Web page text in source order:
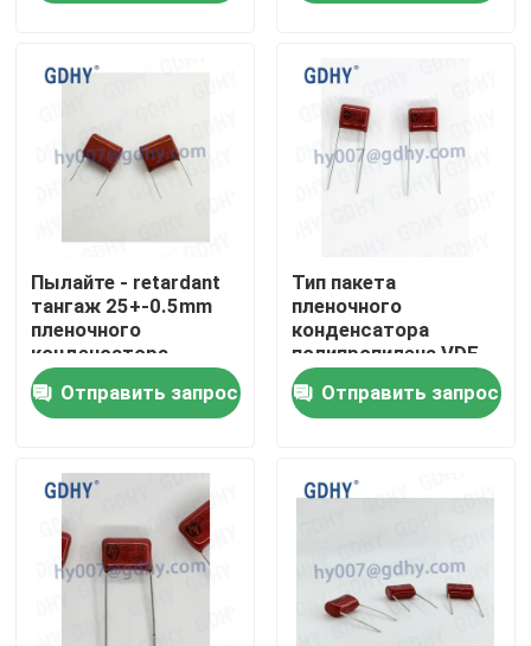
Проверка качества
Спросите цитату
Конденсатор охлаженный кондукцией
Высокочастотный конденсатор
Конденсатор MKP X2
Осевой аудио пленочный конденсатор
Пылайте - retardant
тангаж 25+-0.5mm
пленочного
конденсатора
полипропилена 4.7μF
CBBОтправить запрос
Тип пакета
пленочного
конденсатора
полипропилена VDE
0.27μF CBB
Отправить запрос